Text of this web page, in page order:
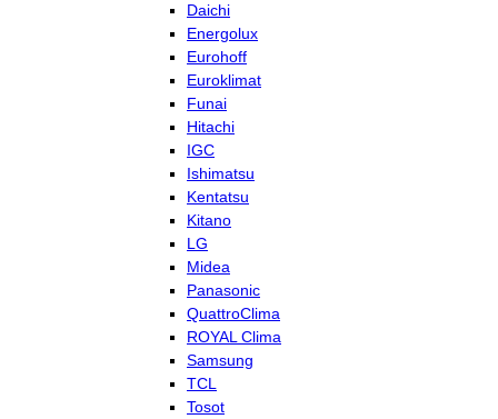
Daichi
Energolux
Eurohoff
Euroklimat
Funai
Hitachi
IGC
Ishimatsu
Kentatsu
Kitano
LG
Midea
Panasonic
QuattroClima
ROYAL Clima
Samsung
TCL
Tosot